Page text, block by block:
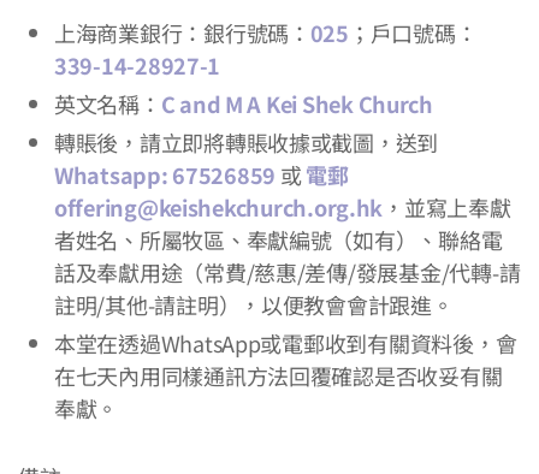
上海商業銀行：銀行號碼： 025 ；戶口號碼：
339-14-28927-1
英文名稱： C and M A Kei Shek Church
轉賬後，請立即將轉賬收據或截圖，送到
Whatsapp: 67526859 或電郵
offering@keishekchurch.org.hk ，並寫上奉獻
者姓名、所屬牧區、奉獻編號（如有）、聯絡電
話及奉獻用途（常費/慈惠/差傳/發展基金/代轉-請
註明/其他-請註明），以便教會會計跟進。
本堂在透過WhatsApp或電郵收到有關資料後，會
在七天內用同樣通訊方法回覆確認是否收妥有關
奉獻。